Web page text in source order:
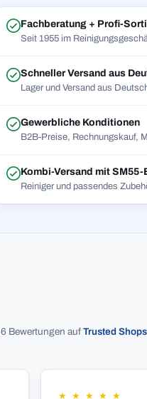
Fachberatung + Profi-
Seit 1955 im
Schneller Versand aus
Lager und Versand aus
Gewerbliche Konditionen
B2B-Preise, Rechnungskauf,
Kombi-Versand mit
Reiniger und passendes
Bewertungen aufTrusted Shops
★ ★ ★ ★ ★